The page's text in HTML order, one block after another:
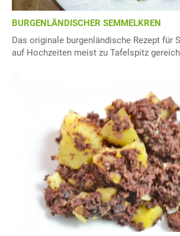
BURGENLÄNDISCHER SEMMELKREN
Das originale burgenländische Rezept für
auf Hochzeiten meist zu Tafelspitz